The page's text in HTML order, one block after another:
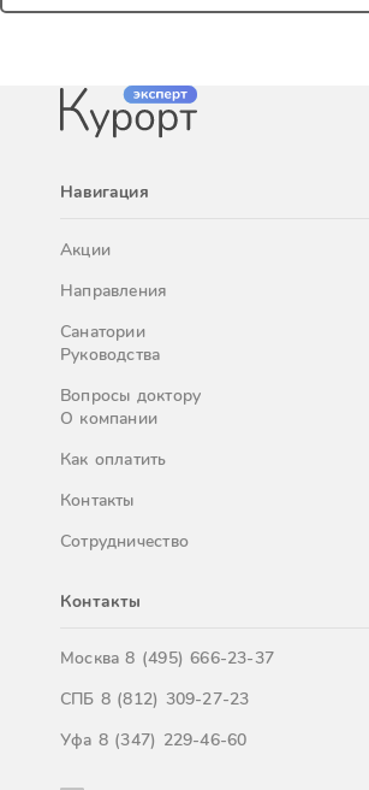
Навигация
Акции
Направления
Санатории
Руководства
Вопросы доктору
О компании
Как оплатить
Контакты
Сотрудничество
Контакты
Москва8 (495) 666-23-37
СПБ 8 (812) 309-27-23
Уфа 8 (347) 229-46-60